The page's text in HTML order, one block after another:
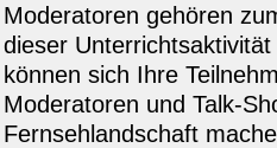
Moderatoren gehören
dieser
können sich Ihre
Moderatoren und Talk-
Fernsehlandschaft